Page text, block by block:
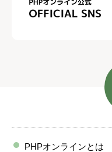
PHPオンラインとは